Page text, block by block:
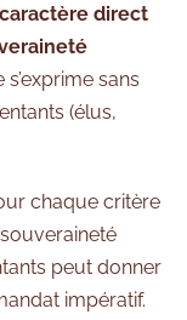
caractère direct
sans
(élus,
chaque critère
peut donner
impératif.